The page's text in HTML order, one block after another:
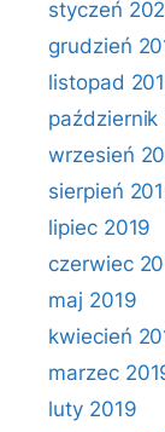
styczeń
grudzień
listopad
październik
wrzesień
sierpień
lipiec 2019
czerwiec
maj 2019
kwiecień
marzec
luty 2019